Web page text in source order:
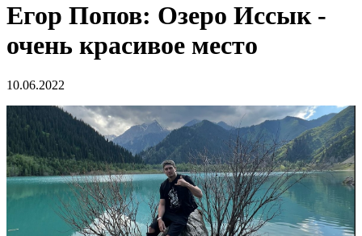
Егор Попов: Озеро Иссык -
очень красивое место
10.06.2022